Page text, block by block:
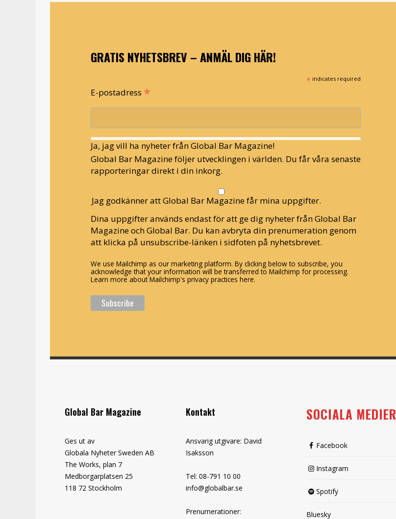
GRATIS NYHETSBREV – ANMÄL DIG HÄR!
* indicates required
E-postadress *
Ja, jag vill ha nyheter från Global Bar Magazine!
Global Bar Magazine följer utvecklingen i världen. Du får våra senaste
rapporteringar direkt i din inkorg.
Jag godkänner att Global Bar Magazine får mina uppgifter.
Dina uppgifter används endast för att ge dig nyheter från Global Bar
Magazine och Global Bar. Du kan avbryta din prenumeration genom
att klicka på unsubscribe-länken i sidfoten på nyhetsbrevet.
We use Mailchimp as our marketing platform. By clicking below to subscribe, you
acknowledge that your information will be transferred to Mailchimp for processing.
Learn more about Mailchimp's privacy practices here.
Global Bar Magazine
Ges ut av
Globala Nyheter Sweden AB
The Works, plan 7
Medborgarplatsen 25
118 72 Stockholm
Kontakt
Ansvarig utgivare: David
Isaksson
Tel: 08-791 10 00
info@globalbar.se
Prenumerationer:
SOCIALA MEDIER
Facebook
Instagram
Spotify
Bluesky